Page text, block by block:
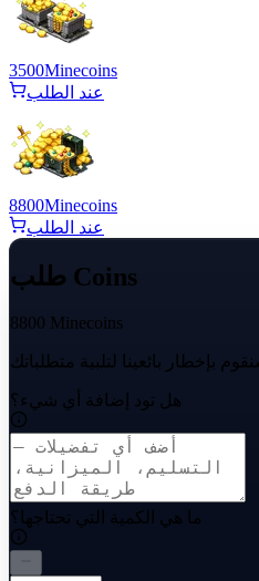
3500Minecoins
عند الطلب
8800Minecoins
عند الطلب
طلب Coins
8800 Minecoins
هل تود إضافة أي شيء؟
ما هي الكمية التي تحتاجها؟